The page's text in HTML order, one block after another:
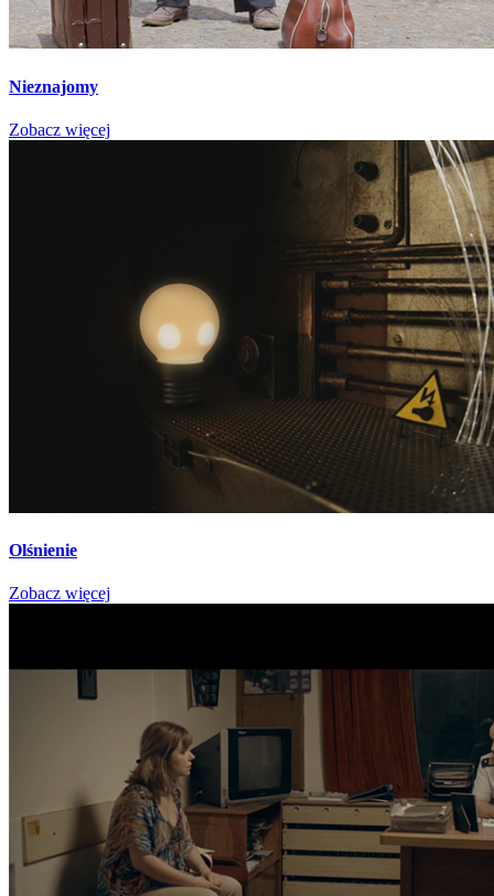
Nieznajomy
Zobacz więcej
Olśnienie
Zobacz więcej